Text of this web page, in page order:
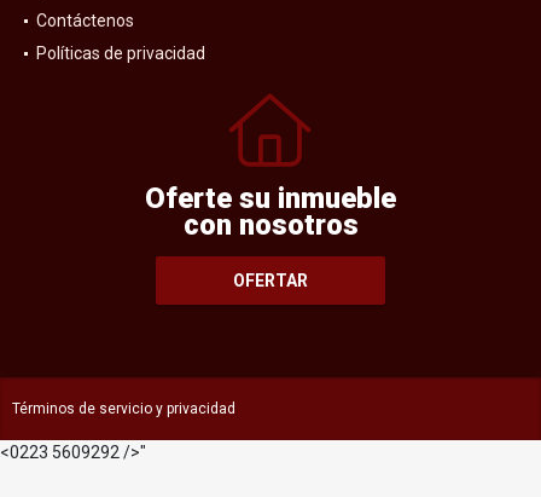
Contáctenos
Políticas de privacidad
Oferte su inmueble
con nosotros
OFERTAR
Términos de servicio y privacidad
<0223 5609292 />"